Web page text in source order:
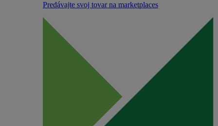
Predávajte svoj tovar na marketplaces